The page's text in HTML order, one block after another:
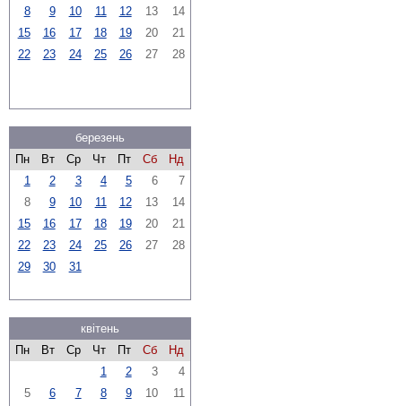
8
9 10 11 12 13
14
15
16 17 18 19 20
21
22
23 24 25 26 27 28
березень
Пн
Вт Ср Чт Пт Сб
Нд
1
2 3 4 5 6
7
8
9 10 11 12 13
14
15
16 17 18 19 20
21
22
23 24 25 26 27
28
29
30 31
квітень
Пн
Вт Ср Чт Пт Сб
Нд
1
2 3
4
5
6 7 8 9 10
11